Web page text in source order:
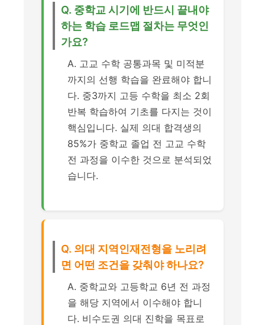
Q. 중학교 시기에 반드시 끝내야
하는 학습 로드맵 절차는 무엇인
가요?
A. 고교 수학 공통과목 및 미적분
까지의 선행 학습을 완료해야 합니
다. 중3까지 고등 수학을 최소 2회
반복 학습하여 기초를 다지는 것이
핵심입니다. 실제 의대 합격생의
85%가 중학교 졸업 전 고교 수학
전 과정을 이수한 것으로 분석되었
습니다.
Q. 의대 지역인재전형을 노리려
면 어떤 조건을 갖춰야 하나요?
A. 중학교와 고등학교 6년 전 과정
을 해당 지역에서 이수해야 합니
다. 비수도권 의대 진학을 목표로